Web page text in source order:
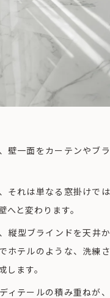
壁一面をカーテンやブ
それは単なる窓掛けで
へと変わります。
縦型ブラインドを天井
ホテルのような、洗練
します。
ィテールの積み重ねが